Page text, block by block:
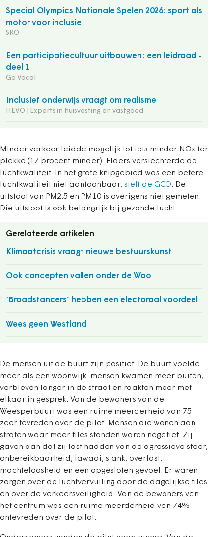
Special Olympics Nationale Spelen 2026: sport als
motor voor inclusie
SRO
Een participatiecultuur uitbouwen: een leidraad -
deel 1
Go Vocal
Inclusief onderwijs vraagt om realisme
HEVO | Experts in huisvesting en vastgoed
Minder verkeer leidde mogelijk tot iets minder NOx ter
plekke (17 procent minder). Elders verslechterde de
luchtkwaliteit. In het grote knipgebied was een betere
luchtkwaliteit niet aantoonbaar, stelt de GGD. De
uitstoot van PM2.5 en PM10 is overigens niet gemeten.
Die uitstoot is ook belangrijk bij gezonde lucht.
Gerelateerde artikelen
Klimaatcrisis vraagt nieuwe bestuurskunst
Ook concepten vallen onder de Woo
‘Broadstancers’ hebben een electoraal voordeel
Wees geen Westland
De mensen uit de buurt zijn positief. De buurt voelde
meer als een woonwijk: mensen kwamen meer buiten,
verbleven langer in de straat en raakten meer met
elkaar in gesprek. Van de bewoners van de
Weesperbuurt was een ruime meerderheid van 75
zeer tevreden over de pilot. Mensen die wonen aan
straten waar meer files stonden waren negatief. Zij
gaven aan dat zij last hadden van de agressieve sfeer,
onbereikbaarheid, lawaai, stank, overlast,
machteloosheid en een opgesloten gevoel. Er waren
zorgen over de luchtvervuiling door de dagelijkse files
en over de verkeersveiligheid. Van de bewoners van
het centrum was een ruime meerderheid van 74%
ontevreden over de pilot.